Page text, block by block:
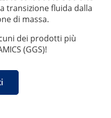
transizione fluida dalla
di massa.
dei prodotti più
(GGS)!